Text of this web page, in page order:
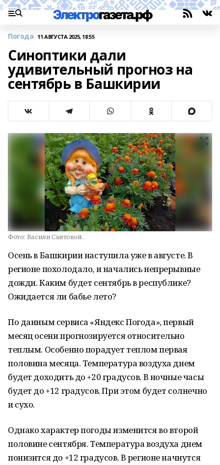
Погода 11 АВГУСТА 2025, 18:55
Синоптики дали
удивительный прогноз на
сентябрь в Башкирии
Фото: Васили Саитовой.
Осень в Башкирии наступила уже в августе. В
регионе похолодало, и начались непрерывные
дожди. Каким будет сентябрь в республике?
Ожидается ли бабье лето?
По данным сервиса «Яндекс Погода», первый
месяц осени прогнозируется относительно
теплым. Особенно порадует теплом первая
половина месяца. Температура воздуха днем
будет доходить до +20 градусов. В ночные часы
будет до +12 градусов. При этом будет солнечно
и сухо.
Однако характер погоды изменится во второй
половине сентября. Температура воздуха днем
понизится до +12 градусов. В регионе начнутся